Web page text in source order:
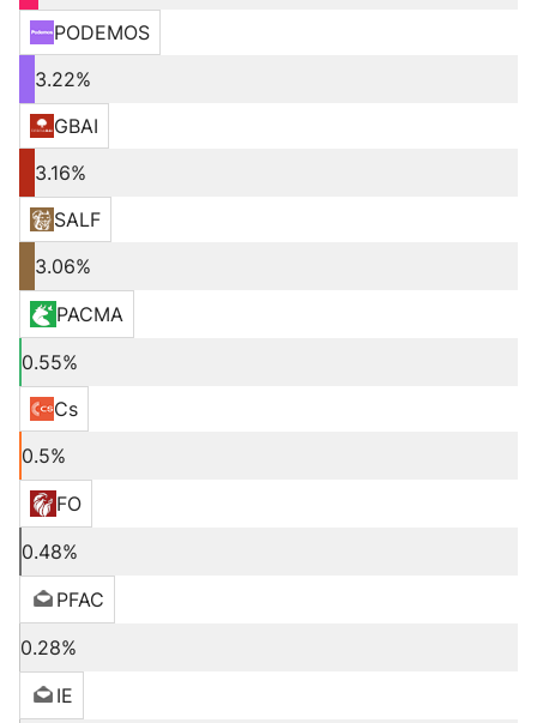
PODEMOS
3.22%
GBAI
3.16%
SALF
3.06%
PACMA
0.55%
Cs
0.5%
FO
0.48%
PFAC
0.28%
IE